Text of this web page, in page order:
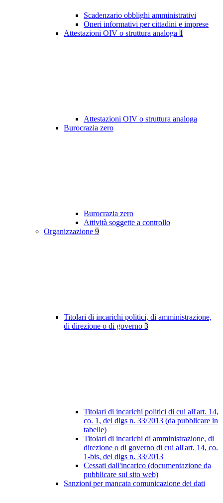
Scadenzario obblighi amministrativi
Oneri informativi per cittadini e imprese
Attestazioni OIV o struttura analoga 1
Attestazioni OIV o struttura analoga
Burocrazia zero
Burocrazia zero
Attività soggette a controllo
Organizzazione 9
Titolari di incarichi politici, di amministrazione,
di direzione o di governo 3
Titolari di incarichi politici di cui all'art. 14,
co. 1, del dlgs n. 33/2013 (da pubblicare in
tabelle)
Titolari di incarichi di amministrazione, di
direzione o di governo di cui all'art. 14, co.
1-bis, del dlgs n. 33/2013
Cessati dall'incarico (documentazione da
pubblicare sul sito web)
Sanzioni per mancata comunicazione dei dati